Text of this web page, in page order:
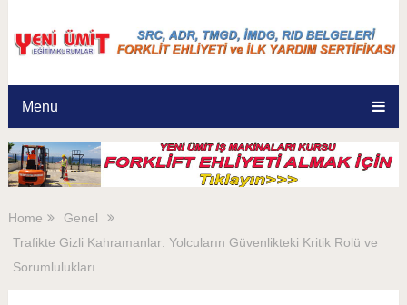
Menu
Home
Genel
Trafikte Gizli Kahramanlar: Yolcuların Güvenlikteki Kritik Rolü ve
Sorumlulukları